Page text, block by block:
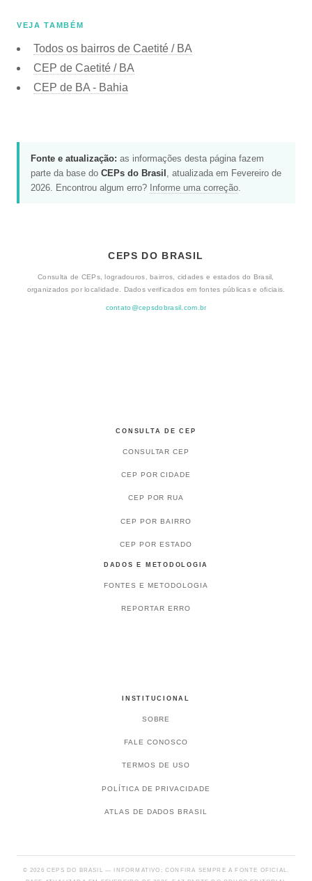
VEJA TAMBÉM
Todos os bairros de Caetité / BA
CEP de Caetité / BA
CEP de BA - Bahia
Fonte e atualização: as informações desta página fazem
parte da base do CEPs do Brasil , atualizada em Fevereiro de
2026. Encontrou algum erro? Informe uma correção
CEPS DO BRASIL
Consulta de CEPs, logradouros, bairros, cidades e estados do Brasil,
organizados por localidade. Dados verificados em fontes públicas e oficiais.
contato@cepsdobrasil.com.br
CONSULTA DE CEP
CONSULTAR CEP
CEP POR CIDADE
CEP POR RUA
CEP POR BAIRRO
CEP POR ESTADO
DADOS E METODOLOGIA
FONTES E METODOLOGIA
REPORTAR ERRO
INSTITUCIONAL
SOBRE
FALE CONOSCO
TERMOS DE USO
POLÍTICA DE PRIVACIDADE
ATLAS DE DADOS BRASIL
© 2026 CEPS DO BRASIL — INFORMATIVO; CONFIRA SEMPRE A FONTE OFICIAL.